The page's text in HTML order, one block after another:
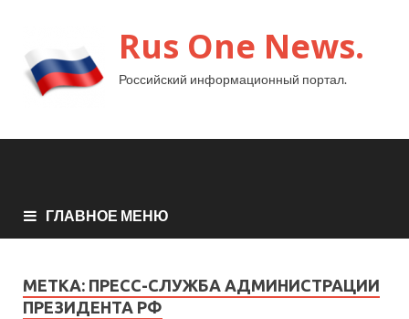
Rus One News.
Российский информационный портал.
ГЛАВНОЕ МЕНЮ
МЕТКА: ПРЕСС-СЛУЖБА АДМИНИСТРАЦИИ
ПРЕЗИДЕНТА РФ